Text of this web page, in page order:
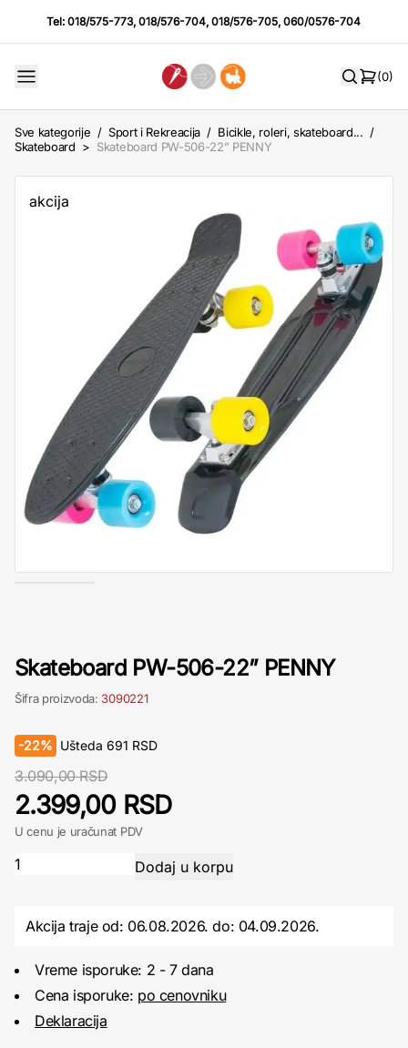
Tel:018/575-773,018/576-704,018/576-705,060/0576-704
(0)
Sve kategorije / Sport i Rekreacija / Bicikle, roleri, skateboard... /
Skateboard > Skateboard PW-506-22” PENNY
akcija
Skateboard PW-506-22” PENNY
Šifra proizvoda: 3090221
-22% Ušteda 691 RSD
3.090,00 RSD
2.399,00 RSD
U cenu je uračunat PDV
Akcija traje od: 06.08.2026.do: 04.09.2026.
Vreme isporuke: 2 - 7 dana
Cena isporuke: po cenovniku
Deklaracija